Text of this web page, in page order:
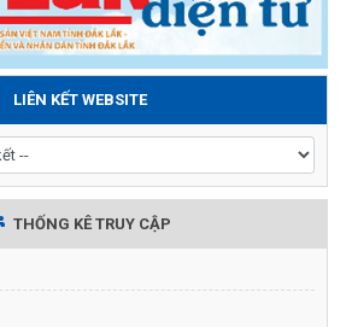
LIÊN KẾT WEBSITE
THỐNG KÊ TRUY CẬP